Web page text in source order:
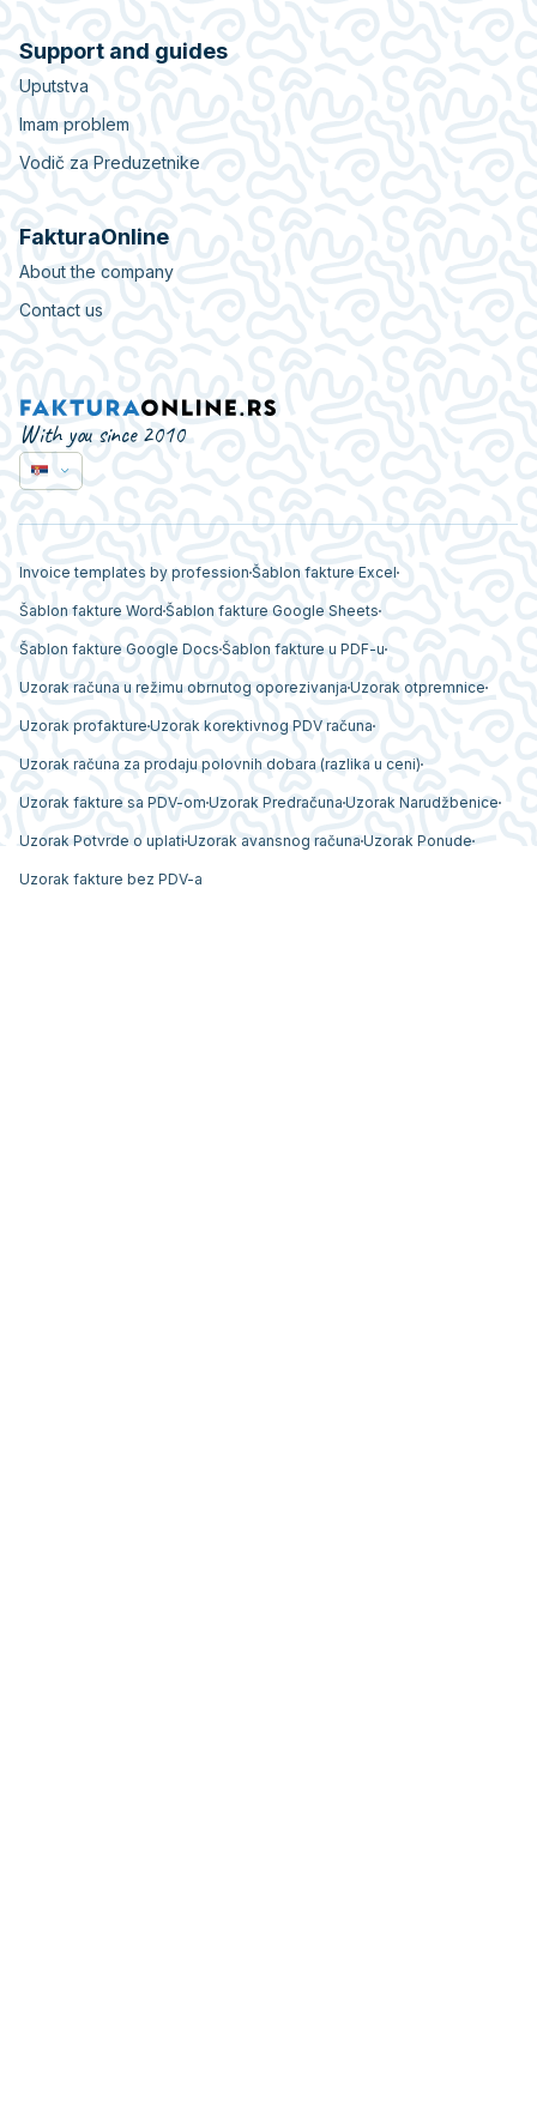
Support and guides
Uputstva
Imam problem
Vodič za Preduzetnike
FakturaOnline
About the company
Contact us
With you since 2010
Invoice templates by profession Šablon fakture Excel
Šablon fakture Word Šablon fakture Google Sheets
Šablon fakture Google Docs Šablon fakture u PDF-u
Uzorak računa u režimu obrnutog oporezivanja Uzorak otpremnice
Uzorak profakture Uzorak korektivnog PDV računa
Uzorak računa za prodaju polovnih dobara (razlika u ceni)
Uzorak fakture sa PDV-om Uzorak Predračuna Uzorak Narudžbenice
Uzorak Potvrde o uplati Uzorak avansnog računa Uzorak Ponude
Uzorak fakture bez PDV-a